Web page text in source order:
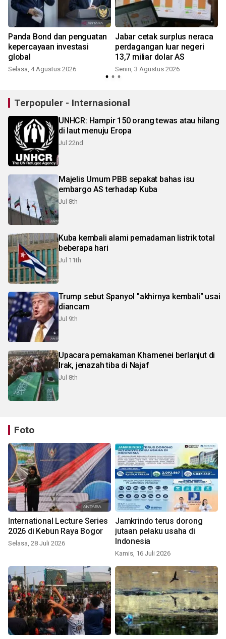
Panda Bond dan penguatan
kepercayaan investasi
global
Selasa, 4 Agustus 2026
Jabar cetak surplus neraca
perdagangan luar negeri
13,7 miliar dolar AS
Senin, 3 Agustus 2026
Terpopuler - Internasional
UNHCR: Hampir 150 orang tewas atau hilang
di laut menuju Eropa
Jul 22nd
Majelis Umum PBB sepakat bahas isu
embargo AS terhadap Kuba
Jul 8th
Kuba kembali alami pemadaman listrik total
beberapa hari
Jul 11th
Trump sebut Spanyol "akhirnya kembali" usai
diancam
Jul 9th
Upacara pemakaman Khamenei berlanjut di
Irak, jenazah tiba di Najaf
Jul 8th
Foto
International Lecture Series
2026 di Kebun Raya Bogor
Selasa, 28 Juli 2026
Jamkrindo terus dorong
jutaan pelaku usaha di
Indonesia
Kamis, 16 Juli 2026